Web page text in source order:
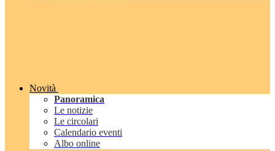
Novità
Panoramica
Le notizie
Le circolari
Calendario eventi
Albo online